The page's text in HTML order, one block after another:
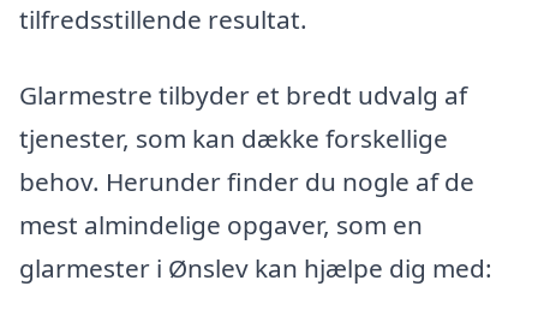
tilfredsstillende resultat.
Glarmestre tilbyder et bredt udvalg af
tjenester, som kan dække forskellige
behov. Herunder finder du nogle af de
mest almindelige opgaver, som en
glarmester i Ønslev kan hjælpe dig med: